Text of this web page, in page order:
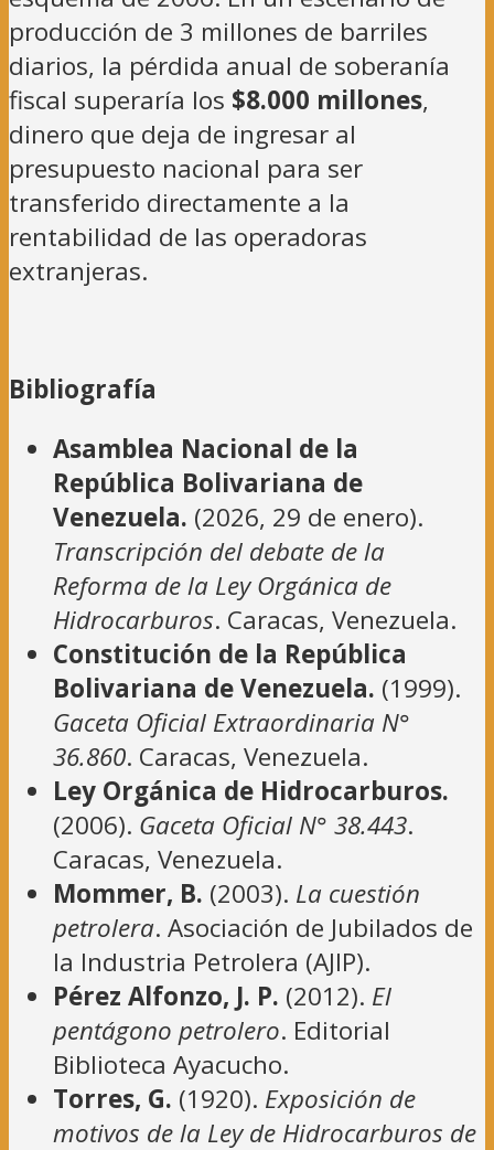
producción de 3 millones de barriles
diarios, la pérdida anual de soberanía
fiscal superaría los $8.000 millones,
dinero que deja de ingresar al
presupuesto nacional para ser
transferido directamente a la
rentabilidad de las operadoras
extranjeras.
Bibliografía
Asamblea Nacional de la
República Bolivariana de
Venezuela. (2026, 29 de enero).
Transcripción del debate de la
Reforma de la Ley Orgánica de
Hidrocarburos. Caracas, Venezuela.
Constitución de la República
Bolivariana de Venezuela. (1999).
Gaceta Oficial Extraordinaria N°
36.860. Caracas, Venezuela.
Ley Orgánica de Hidrocarburos.
(2006). Gaceta Oficial N° 38.443.
Caracas, Venezuela.
Mommer, B. (2003). La cuestión
petrolera. Asociación de Jubilados de
la Industria Petrolera (AJIP).
Pérez Alfonzo, J. P. (2012). El
pentágono petrolero. Editorial
Biblioteca Ayacucho.
Torres, G. (1920). Exposición de
motivos de la Ley de Hidrocarburos de